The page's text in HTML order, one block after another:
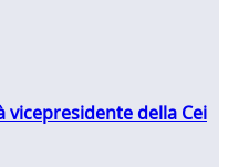
vicepresidente della Cei